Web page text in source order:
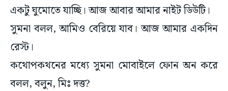
সুমনা বলল, আমিও বেরিয়ে যাব। আজ আমার একদিন
রেস্ট।
কথোপকথনের মধ্যে সুমনা মোবাইলে ফোন অন করে
বলল, বলুন, মিঃ দত্ত?
ওপাশ থেকে কিছু শুনে সুমনা বলল, আপনার মায়ের